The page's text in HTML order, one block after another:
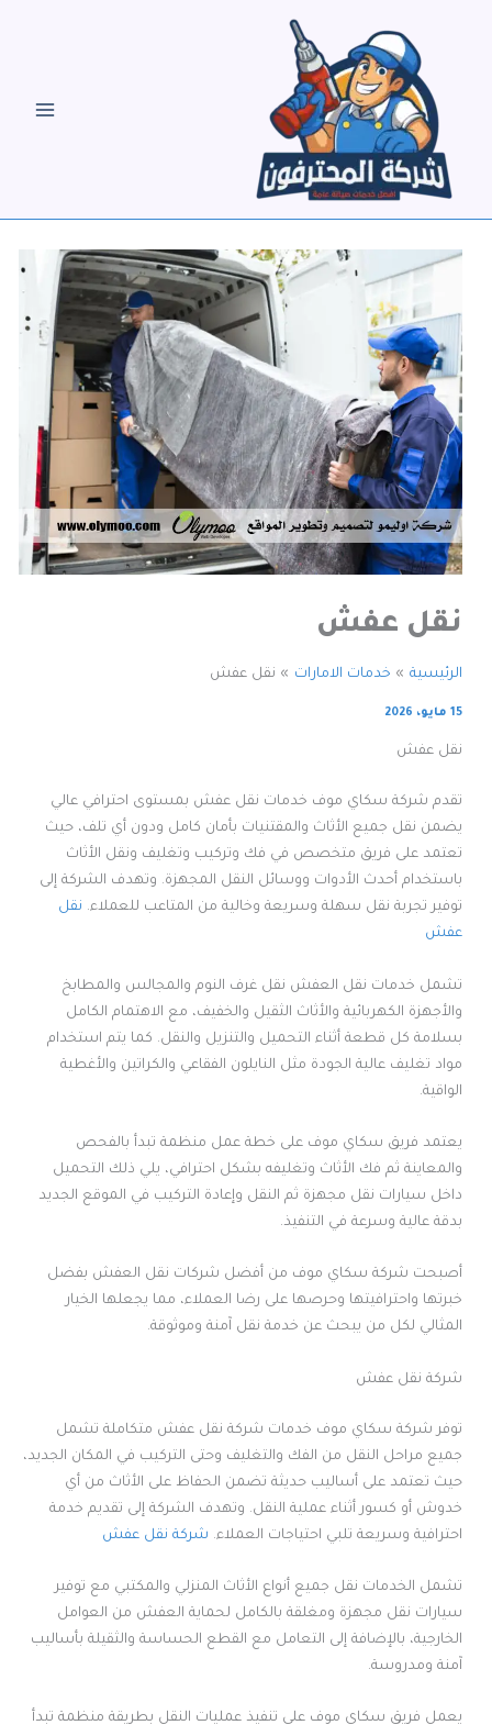
نقل عفش
الرئيسية خدمات الامارات نقل عفش
15 مايو، 2026
نقل عفش
تقدم شركة سكاي موف خدمات نقل عفش بمستوى احترافي عالي
يضمن نقل جميع الأثاث والمقتنيات بأمان كامل ودون أي تلف، حيث
تعتمد على فريق متخصص في فك وتركيب وتغليف ونقل الأثاث
باستخدام أحدث الأدوات ووسائل النقل المجهزة. وتهدف الشركة إلى
توفير تجربة نقل سهلة وسريعة وخالية من المتاعب للعملاء. نقل
عفش
تشمل خدمات نقل العفش نقل غرف النوم والمجالس والمطابخ
والأجهزة الكهربائية والأثاث الثقيل والخفيف، مع الاهتمام الكامل
بسلامة كل قطعة أثناء التحميل والتنزيل والنقل. كما يتم استخدام
مواد تغليف عالية الجودة مثل النايلون الفقاعي والكراتين والأغطية
الواقية.
يعتمد فريق سكاي موف على خطة عمل منظمة تبدأ بالفحص
والمعاينة ثم فك الأثاث وتغليفه بشكل احترافي، يلي ذلك التحميل
داخل سيارات نقل مجهزة ثم النقل وإعادة التركيب في الموقع الجديد
بدقة عالية وسرعة في التنفيذ.
أصبحت شركة سكاي موف من أفضل شركات نقل العفش بفضل
خبرتها واحترافيتها وحرصها على رضا العملاء، مما يجعلها الخيار
المثالي لكل من يبحث عن خدمة نقل آمنة وموثوقة.
شركة نقل عفش
توفر شركة سكاي موف خدمات شركة نقل عفش متكاملة تشمل
جميع مراحل النقل من الفك والتغليف وحتى التركيب في المكان الجديد،
حيث تعتمد على أساليب حديثة تضمن الحفاظ على الأثاث من أي
خدوش أو كسور أثناء عملية النقل. وتهدف الشركة إلى تقديم خدمة
احترافية وسريعة تلبي احتياجات العملاء. شركة نقل عفش
تشمل الخدمات نقل جميع أنواع الأثاث المنزلي والمكتبي مع توفير
سيارات نقل مجهزة ومغلقة بالكامل لحماية العفش من العوامل
الخارجية، بالإضافة إلى التعامل مع القطع الحساسة والثقيلة بأساليب
آمنة ومدروسة.
يعمل فريق سكاي موف على تنفيذ عمليات النقل بطريقة منظمة تبدأ